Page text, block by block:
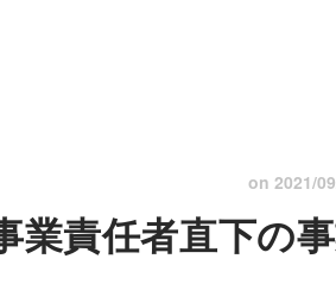
on 2021/
責任者直下の事